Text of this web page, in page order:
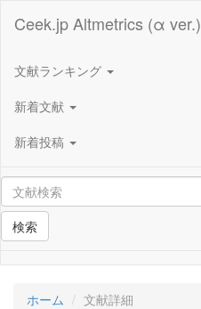
Ceek.jp Altmetrics (α ver.)
文献ランキング
新着文献
新着投稿
検索
ホーム 文献詳細